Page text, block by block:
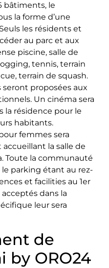
bâtiments, le
la forme d’une
les résidents et
au parc et aux
piscine, salle de
tennis, terrain
terrain de squash.
seront proposées aux
Un cinéma sera
la résidence pour le
habitants.
femmes sera
la salle de
Toute la communauté
le parking étant au rez-
et facilities au 1er
dans la
leur sera
de
by ORO24